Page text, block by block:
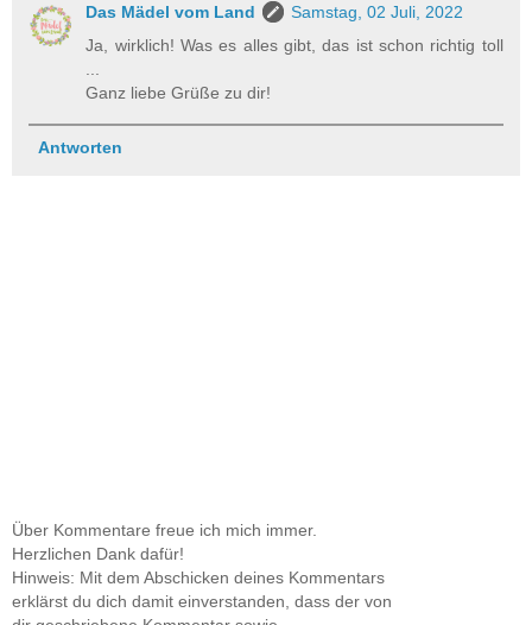
Das Mädel vom Land
Samstag, 02 Juli, 2022
Ja, wirklich! Was es alles gibt, das ist schon richtig toll
...
Ganz liebe Grüße zu dir!
Antworten
Über Kommentare freue ich mich immer.
Herzlichen Dank dafür!
Hinweis: Mit dem Abschicken deines Kommentars
erklärst du dich damit einverstanden, dass der von